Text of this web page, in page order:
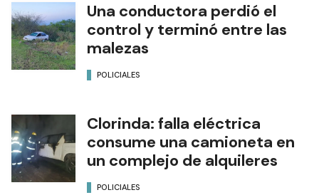
Una conductora perdió el
control y terminó entre las
malezas
POLICIALES
Clorinda: falla eléctrica
consume una camioneta en
un complejo de alquileres
POLICIALES